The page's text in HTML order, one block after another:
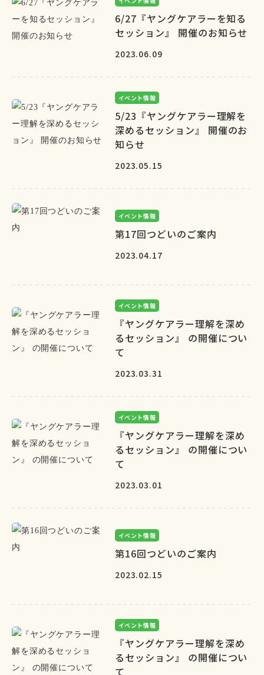
6/27『ヤングケアラーを知る
セッション』 開催のお知らせ
2023.06.09
イベント情報
5/23『ヤングケアラー理解を
深めるセッション』 開催のお
知らせ
2023.05.15
イベント情報
第17回つどいのご案内
2023.04.17
イベント情報
『ヤングケアラー理解を深め
るセッション』 の開催につい
て
2023.03.31
イベント情報
『ヤングケアラー理解を深め
るセッション』 の開催につい
て
2023.03.01
イベント情報
第16回つどいのご案内
2023.02.15
イベント情報
『ヤングケアラー理解を深め
るセッション』 の開催につい
て